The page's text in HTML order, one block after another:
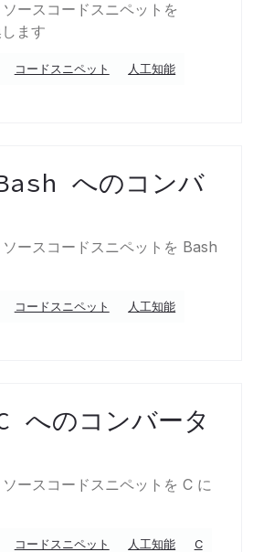
ースコードスニペットを
ます
コードスニペット
人工知能
へのコンバ
ースコードスニペットを Bash
コードスニペット
人工知能
へのコンバータ
ースコードスニペットを C に
コードスニペット 人工知能
C